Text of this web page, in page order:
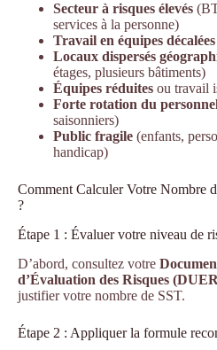
Secteur à risques élevés
services à la personne)
Travail en équipes décalées
Locaux dispersés
étages, plusieurs bâtiments)
Équipes réduites ou travail
Forte rotation du
saisonniers)
Public fragile (enfants,
handicap)
Comment Calculer Votre Nombre
?
Étape 1 : Évaluer votre niveau de
D’abord, consultez votre
d’Évaluation des Risques
justifier votre nombre de SST.
Étape 2 : Appliquer la formule